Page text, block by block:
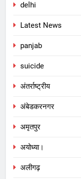
delhi
Latest News
panjab
suicide
अंतर्राष्ट्रीय
अंबेडकरनगर
अमृतपुर
अयोध्या।
अलीगढ़